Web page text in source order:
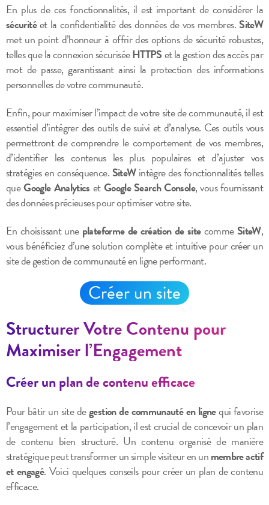
En plus de ces fonctionnalités, il est important de considérer la
sécuritéet la confidentialité des données de vos membres. SiteW
met un point d’honneur à offrir des options de sécurité robustes,
telles que la connexion sécuriséeHTTPSet la gestion des accès par
mot de passe, garantissant ainsi la protection des informations
personnelles de votre communauté.
Enfin, pour maximiser l’impact de votre site de communauté, il est
essentiel d’intégrer des outils de suivi et d’analyse. Ces outils vous
permettront de comprendre le comportement de vos membres,
d’identifier les contenus les plus populaires et d’ajuster vos
stratégies en conséquence. SiteWintègre des fonctionnalités telles
queGoogle Analytics etGoogle Search Console, vous fournissant
des données précieuses pour optimiser votre site.
En choisissant une plateforme de création de sitecomme SiteW,
vous bénéficiez d’une solution complète et intuitive pour créer un
site de gestion de communauté en ligne performant.
Créer un site
Structurer Votre Contenu pour
Maximiser l’Engagement
Créer un plan de contenu efficace
Pour bâtir un site degestion de communauté en lignequi favorise
l’engagement et la participation, il est crucial de concevoir un plan
de contenu bien structuré. Un contenu organisé de manière
stratégique peut transformer un simple visiteur en unmembre actif
et engagé. Voici quelques conseils pour créer un plan de contenu
efficace.